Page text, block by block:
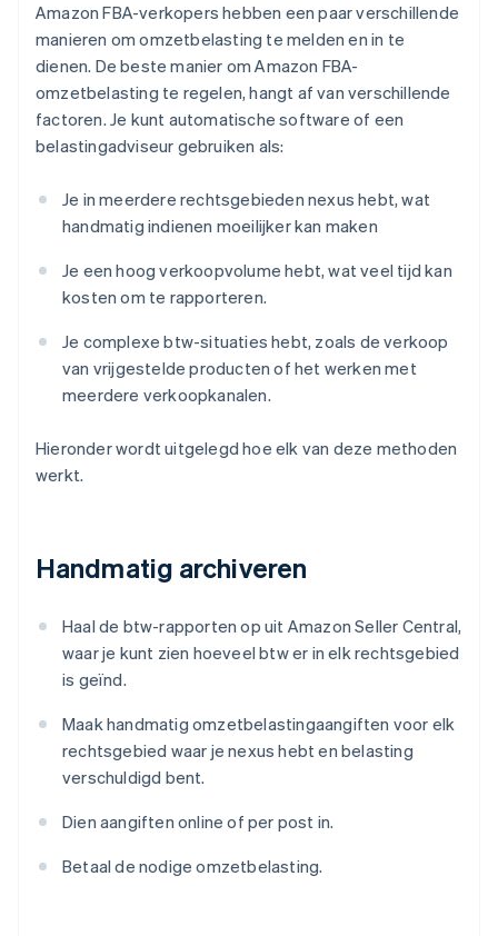
Amazon FBA-verkopers hebben een paar verschillende
manieren om omzetbelasting te melden en in te
dienen. De beste manier om Amazon FBA-
omzetbelasting te regelen, hangt af van verschillende
factoren. Je kunt automatische software of een
belastingadviseur gebruiken als:
Je in meerdere rechtsgebieden nexus hebt, wat
handmatig indienen moeilijker kan maken
Je een hoog verkoopvolume hebt, wat veel tijd kan
kosten om te rapporteren.
Je complexe btw-situaties hebt, zoals de verkoop
van vrijgestelde producten of het werken met
meerdere verkoopkanalen.
Hieronder wordt uitgelegd hoe elk van deze methoden
werkt.
Handmatig archiveren
Haal de btw-rapporten op uit Amazon Seller Central,
waar je kunt zien hoeveel btw er in elk rechtsgebied
is geïnd.
Maak handmatig omzetbelastingaangiften voor elk
rechtsgebied waar je nexus hebt en belasting
verschuldigd bent.
Dien aangiften online of per post in.
Betaal de nodige omzetbelasting.